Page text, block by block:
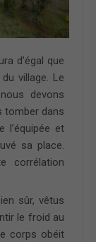
d’égal que
village. Le
devons
tomber dans
l’équipée et
sa place.
corrélation
sûr, vêtus
le froid au
corps obéit